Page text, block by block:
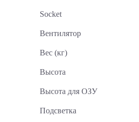
Socket
Вентилятор
Вес (кг)
Высота
Высота для ОЗУ
Подсветка